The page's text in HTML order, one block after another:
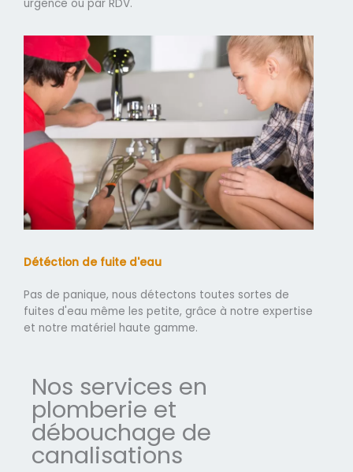
urgence ou par RDV.
Détéction de fuite d'eau
Pas de panique, nous détectons toutes sortes de
fuites d'eau même les petite, grâce à notre expertise
et notre matériel haute gamme.
Nos services en
plomberie et
débouchage de
canalisations